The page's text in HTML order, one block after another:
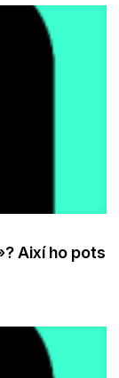
Així ho pots